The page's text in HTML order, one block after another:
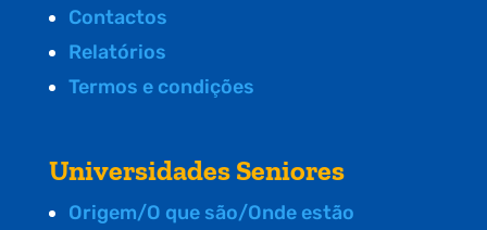
Contactos
Relatórios
Termos e condições
Universidades Seniores
Origem/O que são/Onde estão